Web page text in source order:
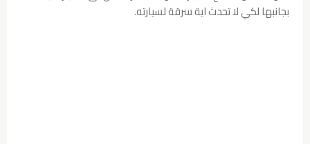
بجانبها لكي لا تحدث اية سرقة لسيارته.